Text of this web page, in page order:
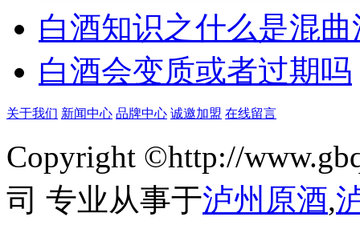
白酒知识之什么是混
白酒会变质或者过期吗
关于我们 新闻中心 品牌中心 诚邀加盟 在线留言
Copyright ©http://
司 专业从事于泸州原酒,